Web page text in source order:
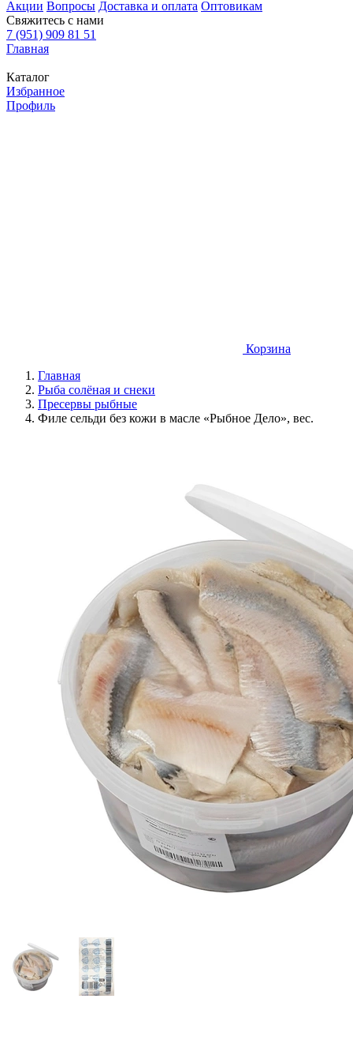
Акции Вопросы Доставка и оплата Оптовикам
Свяжитесь с нами
7 (951) 909 81 51
Главная
Каталог
Избранное
Профиль
Корзина
Главная
Рыба солёная и снеки
Пресервы рыбные
Филе сельди без кожи в масле «Рыбное Дело», вес.